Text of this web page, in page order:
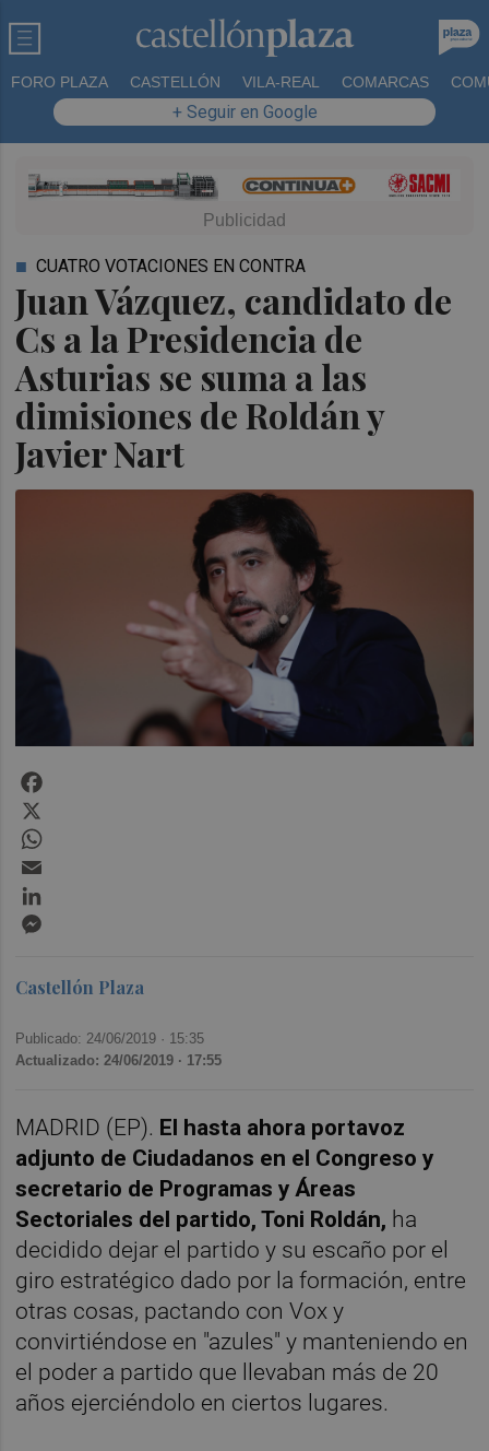
FORO PLAZA CASTELLÓN VILA-REAL COMARCAS
+ Seguir en Google
Juan Vázquez, candidato de
Cs a la Presidencia de
Asturias se suma a las
dimisiones de Roldán y
Javier Nart
CUATRO VOTACIONES EN CONTRA
Castellón Plaza
Publicado: 24/06/2019 · 15:35
Actualizado: 24/06/2019 · 17:55
MADRID (EP). E l hasta ahora portavoz
adjunto de Ciudadanos en el Congreso y
secretario de Programas y Áreas
Sectoriales del partido, Toni Roldán, ha
decidido dejar el partido y su escaño por el
giro estratégico dado por la formación, entre
otras cosas, pactando con Vox y
convirtiéndose en "azules" y manteniendo en
el poder a partido que llevaban más de 20
años ejerciéndolo en ciertos lugares.